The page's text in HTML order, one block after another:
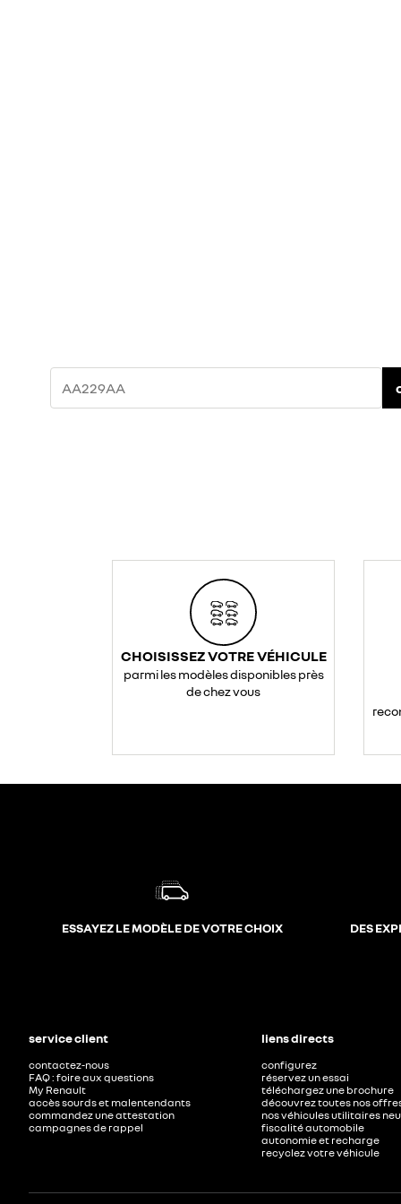
CHOISISSEZ VOTRE VÉHICULE
parmi les modèles disponibles près
de chez vous
ESSAYEZ LE MODÈLE DE VOTRE CHOIX DES
service client
contactez-nous
FAQ : foire aux questions
My Renault
accès sourds et malentendants
commandez une attestation
campagnes de rappel
liens directs
configurez
réservez un essai
téléchargez une brochure
découvrez toutes nos
nos véhicules utilitaires
fiscalité automobile
autonomie et recharge
recyclez votre véhicule